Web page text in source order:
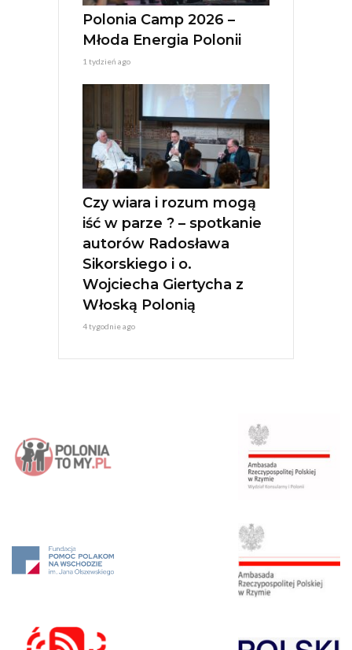
Polonia Camp 2026 –
Młoda Energia Polonii
1 tydzień ago
Czy wiara i rozum mogą
iść w parze ? – spotkanie
autorów Radosława
Sikorskiego i o.
Wojciecha Giertycha z
Włoską Polonią
4 tygodnie ago